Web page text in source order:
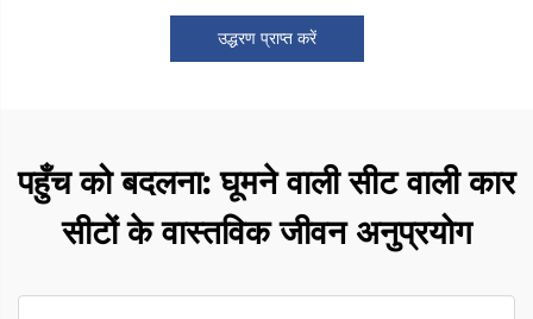
उद्धरण प्राप्त करें
पहुँच को बदलना: घूमने वाली सीट वाली कार
सीटों के वास्तविक जीवन अनुप्रयोग